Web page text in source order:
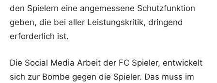
den Spielern eine angemessene Schutzfunktion
geben, die bei aller Leistungskritik, dringend
erforderlich ist.
Die Social Media Arbeit der FC Spieler, entwickelt
sich zur Bombe gegen die Spieler. Das muss im